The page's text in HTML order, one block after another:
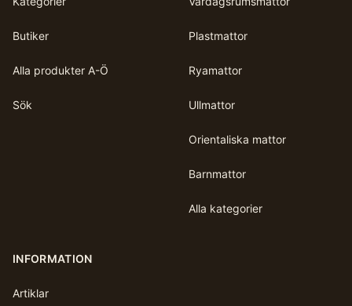
Butiker
Alla produkter A-Ö
Sök
Plastmattor
Ryamattor
Ullmattor
Orientaliska mattor
Barnmattor
Alla kategorier
INFORMATION
Artiklar